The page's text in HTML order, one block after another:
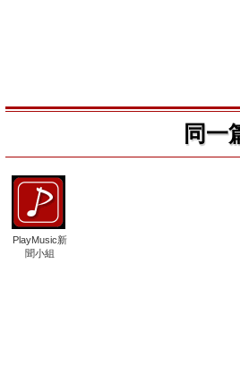
同一
PlayMusic新
聞小組